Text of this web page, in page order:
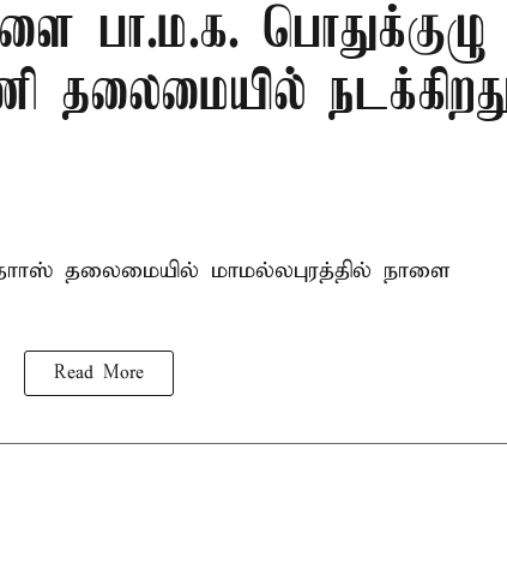
பா.ம.க. பொதுக்குழு
தலைமையில்
தலைமையில் மாமல்லபுரத்தில் நாளை
Read More